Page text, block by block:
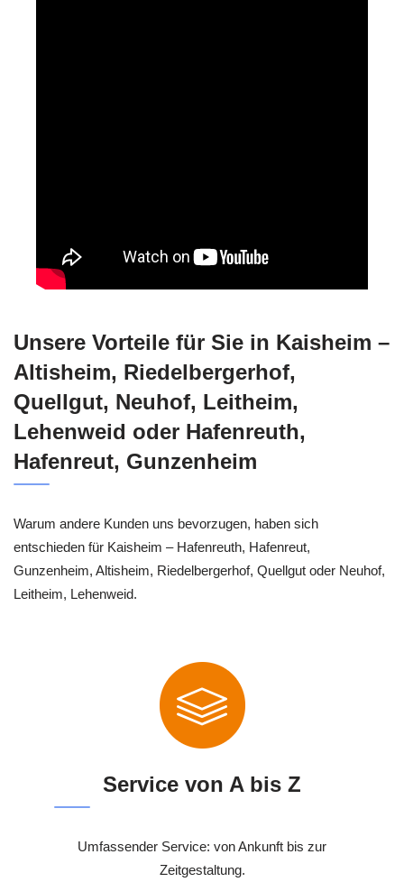
Unsere Vorteile für Sie in Kaisheim –
Altisheim, Riedelbergerhof,
Quellgut, Neuhof, Leitheim,
Lehenweid oder Hafenreuth,
Hafenreut, Gunzenheim
Warum andere Kunden uns bevorzugen, haben sich
entschieden für Kaisheim – Hafenreuth, Hafenreut,
Gunzenheim, Altisheim, Riedelbergerhof, Quellgut oder Neuhof,
Leitheim, Lehenweid.
Service von A bis Z
Umfassender Service: von Ankunft bis zur
Zeitgestaltung.